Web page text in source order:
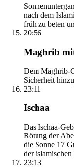
nach dem
früh zu beten
20:56
Maghrib
Dem Maghrib-
Sicherheit
23:11
Ischaa
Das Ischaa-
Rötung der
die Sonne 17
der
23:13